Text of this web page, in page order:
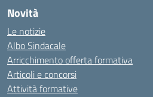
Novità
Le notizie
Albo Sindacale
Arricchimento offerta formativa
Articoli e concorsi
Attività formative